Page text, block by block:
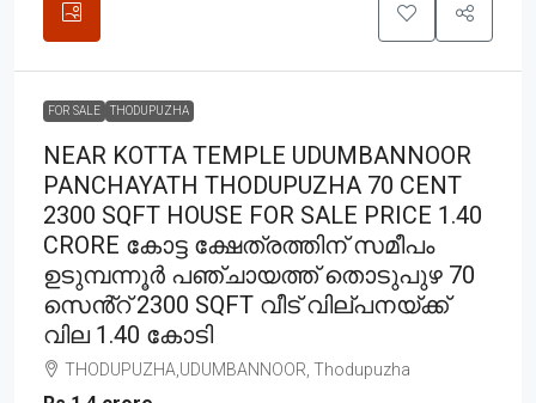
FOR SALE THODUPUZHA
NEAR KOTTA TEMPLE UDUMBANNOOR
PANCHAYATH THODUPUZHA 70 CENT
2300 SQFT HOUSE FOR SALE PRICE 1.40
CRORE കോട്ട ക്ഷേത്രത്തിന് സമീപം
ഉടുമ്പന്നൂർ പഞ്ചായത്ത് തൊടുപുഴ 70
സെൻ്റ് 2300 SQFT വീട് വില്പനയ്ക്ക്
വില 1.40 കോടി
THODUPUZHA,UDUMBANNOOR, Thodupuzha